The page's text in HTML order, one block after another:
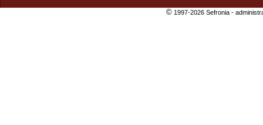
©1997-2026 Sefronia -